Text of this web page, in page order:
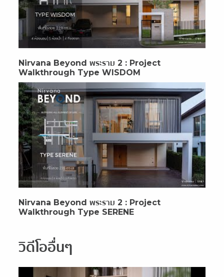
Nirvana Beyond พระราม 2 : Project
Walkthrough Type WISDOM
Nirvana Beyond พระราม 2 : Project
Walkthrough Type SERENE
วิดีโออื่นๆ